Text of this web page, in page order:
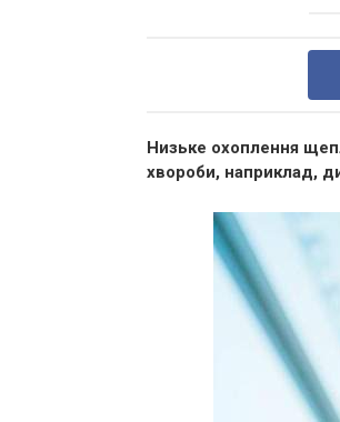
Низьке охоплення
хвороби, наприклад,